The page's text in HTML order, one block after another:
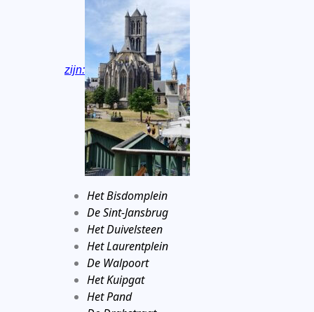
zijn:
Het Bisdomplein
De Sint-Jansbrug
Het Duivelsteen
Het Laurentplein
De Walpoort
Het Kuipgat
Het Pand